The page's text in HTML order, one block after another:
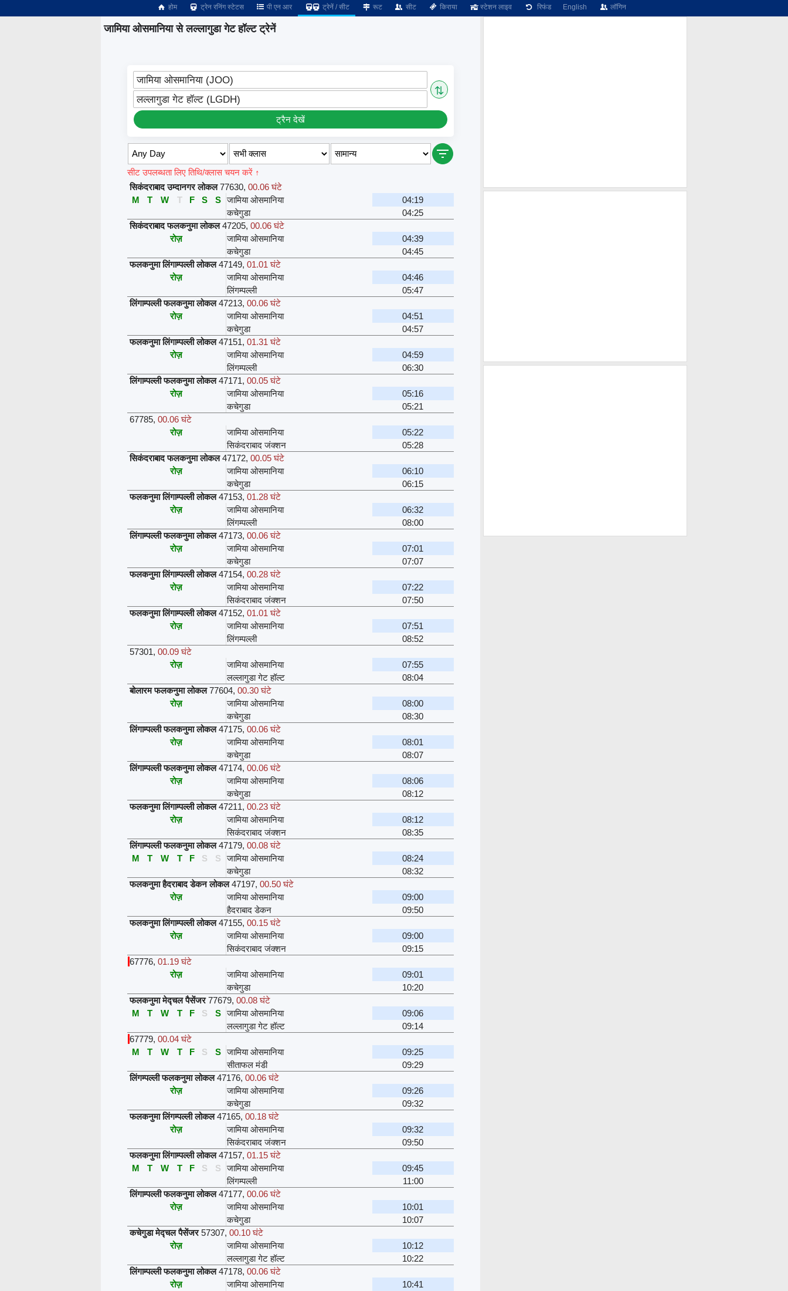
होम ट्रेन रनिंग स्टेटस पी एन आर ट्रेनें / सीट रूट सीट किराया स्टेशन लाइव रिफंड English लॉगिन
जामिया ओसमानिया से लल्लागुडा गेट हॉल्ट ट्रेनें
जामिया ओसमानिया (JOO)
⇅
लल्लागुडा गेट हॉल्ट (LGDH)
ट्रैन देखें
सीट उपलब्धता लिए तिथि/क्लास चयन करें ↑
सिकंदराबाद उम्दानगर लोकल 77630, 00.06 घंटे
M
T W T F S S जामिया ओसमानिया
04:19
कचेगुडा
04:25
सिकंदराबाद फलकनुमा लोकल 47205, 00.06 घंटे
रोज़
जामिया ओसमानिया
04:39
कचेगुडा
04:45
फलकनुमा लिंगाम्पल्ली लोकल 47149, 01.01 घंटे
रोज़
जामिया ओसमानिया
04:46
लिंगम्पल्ली
05:47
लिंगाम्पल्ली फलकनुमा लोकल 47213, 00.06 घंटे
रोज़
जामिया ओसमानिया
04:51
कचेगुडा
04:57
फलकनुमा लिंगाम्पल्ली लोकल 47151, 01.31 घंटे
रोज़
जामिया ओसमानिया
04:59
लिंगम्पल्ली
06:30
लिंगाम्पल्ली फलकनुमा लोकल 47171, 00.05 घंटे
रोज़
जामिया ओसमानिया
05:16
कचेगुडा
05:21
67785, 00.06 घंटे
रोज़
जामिया ओसमानिया
05:22
सिकंदराबाद जंक्शन
05:28
सिकंदराबाद फलकनुमा लोकल 47172, 00.05 घंटे
रोज़
जामिया ओसमानिया
06:10
कचेगुडा
06:15
फलकनुमा लिंगाम्पल्ली लोकल 47153, 01.28 घंटे
रोज़
जामिया ओसमानिया
06:32
लिंगम्पल्ली
08:00
लिंगाम्पल्ली फलकनुमा लोकल 47173, 00.06 घंटे
रोज़
जामिया ओसमानिया
07:01
कचेगुडा
07:07
फलकनुमा लिंगाम्पल्ली लोकल 47154, 00.28 घंटे
रोज़
जामिया ओसमानिया
07:22
सिकंदराबाद जंक्शन
07:50
फलकनुमा लिंगाम्पल्ली लोकल 47152, 01.01 घंटे
रोज़
जामिया ओसमानिया
07:51
लिंगम्पल्ली
08:52
57301, 00.09 घंटे
रोज़
जामिया ओसमानिया
07:55
लल्लागुडा गेट हॉल्ट
08:04
बोलारम फलकनुमा लोकल 77604, 00.30 घंटे
रोज़
जामिया ओसमानिया
08:00
कचेगुडा
08:30
लिंगाम्पल्ली फलकनुमा लोकल 47175, 00.06 घंटे
रोज़
जामिया ओसमानिया
08:01
कचेगुडा
08:07
लिंगाम्पल्ली फलकनुमा लोकल 47174, 00.06 घंटे
रोज़
जामिया ओसमानिया
08:06
कचेगुडा
08:12
फलकनुमा लिंगाम्पल्ली लोकल 47211, 00.23 घंटे
रोज़
जामिया ओसमानिया
08:12
सिकंदराबाद जंक्शन
08:35
लिंगाम्पल्ली फलकनुमा लोकल 47179, 00.08 घंटे
M
T W T F S S जामिया ओसमानिया
08:24
कचेगुडा
08:32
फलकनुमा हैदराबाद डेकन लोकल 47197, 00.50 घंटे
रोज़
जामिया ओसमानिया
09:00
हैदराबाद डेकन
09:50
फलकनुमा लिंगाम्पल्ली लोकल 47155, 00.15 घंटे
रोज़
जामिया ओसमानिया
09:00
सिकंदराबाद जंक्शन
09:15
67776, 01.19 घंटे
रोज़
जामिया ओसमानिया
09:01
कचेगुडा
10:20
फलकनुमा मेद्चल पैसेंजर 77679, 00.08 घंटे
M
T W T F S S जामिया ओसमानिया
09:06
लल्लागुडा गेट हॉल्ट
09:14
67779, 00.04 घंटे
M
T W T F S S जामिया ओसमानिया
09:25
सीताफल मंडी
09:29
लिंगम्पल्ली फलकनुमा लोकल 47176, 00.06 घंटे
रोज़
जामिया ओसमानिया
09:26
कचेगुडा
09:32
फलकनुमा लिंगम्पल्ली लोकल 47165, 00.18 घंटे
रोज़
जामिया ओसमानिया
09:32
सिकंदराबाद जंक्शन
09:50
फलकनुमा लिंगाम्पल्ली लोकल 47157, 01.15 घंटे
M
T W T F S S जामिया ओसमानिया
09:45
लिंगम्पल्ली
11:00
लिंगाम्पल्ली फलकनुमा लोकल 47177, 00.06 घंटे
रोज़
जामिया ओसमानिया
10:01
कचेगुडा
10:07
कचेगुडा मेद्चल पैसेंजर 57307, 00.10 घंटे
रोज़
जामिया ओसमानिया
10:12
लल्लागुडा गेट हॉल्ट
10:22
लिंगाम्पल्ली फलकनुमा लोकल 47178, 00.06 घंटे
रोज़
जामिया ओसमानिया
10:41